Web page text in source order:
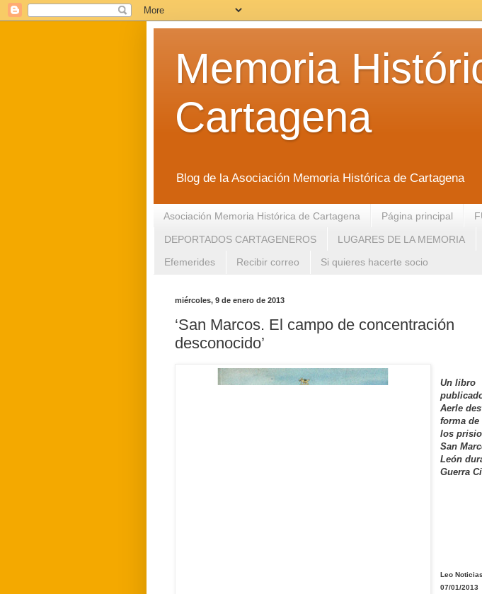
Memoria
Cartagena
Blog de la Asociación Memoria Histórica de Cartagena
Asociación Memoria Histórica de Cartagena Página principal
DEPORTADOS CARTAGENEROS LUGARES DE LA MEMORIA
Efemerides Recibir correo Si quieres hacerte socio
miércoles, 9 de enero de 2013
‘San Marcos. El campo de concentración
desconocido’
Un libro
Aerle
forma de
los
San
León
Guerra
Leo
07/01/2013